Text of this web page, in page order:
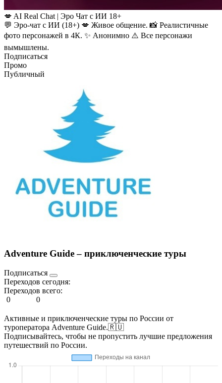
💋 AI Real Chat | Эро Чат с ИИ 18+
💬 Эро-чат с ИИ (18+) 💋 Живое общение. 📸 Реалистичные
фото персонажей в 4К. ✨ Анонимно ⚠️ Все персонажи
вымышлены.
Подписаться
Промо
Публичный
Adventure Guide – приключенческие туры
Подписаться
Переходов сегодня:
Переходов всего:
0
0
Активные и приключенческие туры по России от
туроператора Adventure Guide.🇷🇺
Подписывайтесь, чтобы не пропустить лучшие предложения
путешествий по России.